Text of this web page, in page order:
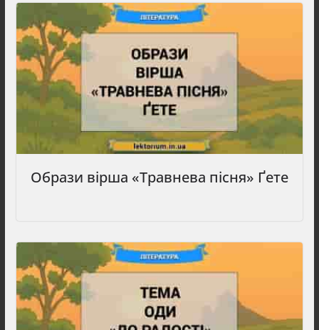
Образи вірша «Травнева пісня» Ґете